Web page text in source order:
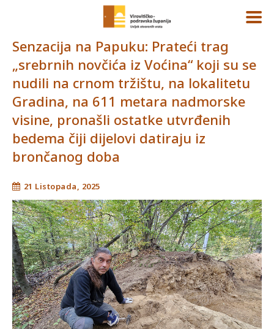
Senzacija na Papuku: Prateći trag
„srebrnih novčića iz Voćina“ koji su se
nudili na crnom tržištu, na lokalitetu
Gradina, na 611 metara nadmorske
visine, pronašli ostatke utvrđenih
bedema čiji dijelovi datiraju iz
brončanog doba
21 Listopada, 2025